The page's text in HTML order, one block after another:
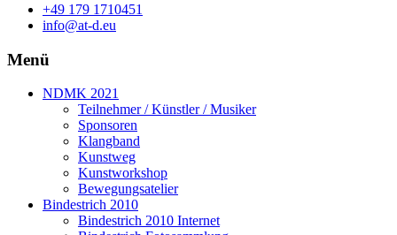
+49 179 1710451
info@at-d.eu
Menü
NDMK 2021
Teilnehmer / Künstler / Musiker
Sponsoren
Klangband
Kunstweg
Kunstworkshop
Bewegungsatelier
Bindestrich 2010
Bindestrich 2010 Internet